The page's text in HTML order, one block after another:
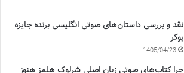
نقد و بررسی داستان‌های صوتی انگلیسی برنده جایزه
بوکر
1405/04/23